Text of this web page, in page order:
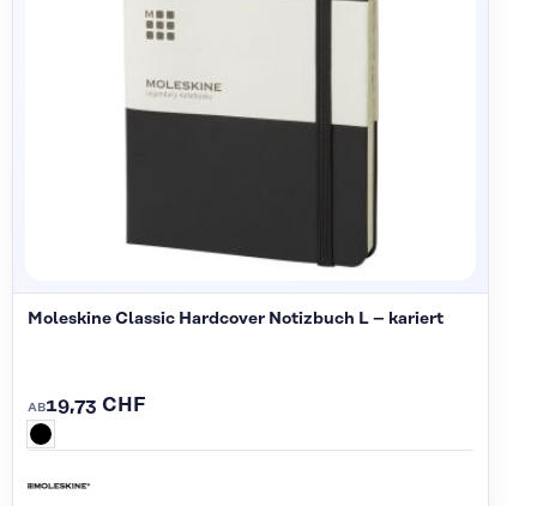
Moleskine Classic Hardcover Notizbuch L – kariert
AB19,73 CHF